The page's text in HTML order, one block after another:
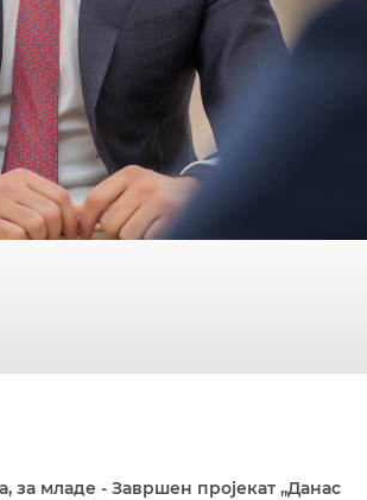
за младе - Завршен пројекат „Данас